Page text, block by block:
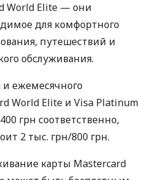
World Elite — они
для комфортного
путешествий и
обслуживания.
ежемесячного
World Elite и Visa Platinum
грн соответственно,
2 тыс. грн/800 грн.
карты Mastercard